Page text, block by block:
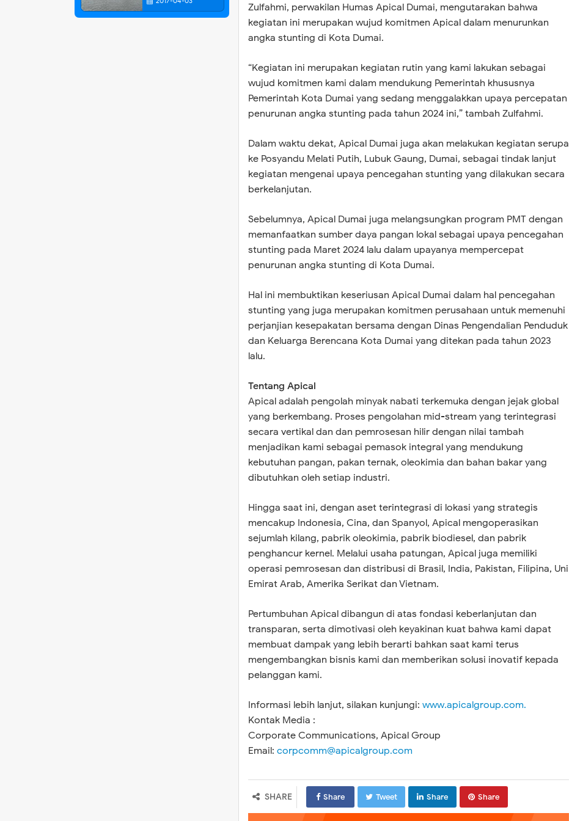
Zulfahmi, perwakilan Humas Apical Dumai, mengutarakan bahwa
kegiatan ini merupakan wujud komitmen Apical dalam menurunkan
angka stunting di Kota Dumai.
“Kegiatan ini merupakan kegiatan rutin yang kami lakukan sebagai
wujud komitmen kami dalam mendukung Pemerintah khususnya
Pemerintah Kota Dumai yang sedang menggalakkan upaya percepatan
penurunan angka stunting pada tahun 2024 ini,” tambah Zulfahmi.
Dalam waktu dekat, Apical Dumai juga akan melakukan kegiatan serupa
ke Posyandu Melati Putih, Lubuk Gaung, Dumai, sebagai tindak lanjut
kegiatan mengenai upaya pencegahan stunting yang dilakukan secara
berkelanjutan.
Sebelumnya, Apical Dumai juga melangsungkan program PMT dengan
memanfaatkan sumber daya pangan lokal sebagai upaya pencegahan
stunting pada Maret 2024 lalu dalam upayanya mempercepat
penurunan angka stunting di Kota Dumai.
Hal ini membuktikan keseriusan Apical Dumai dalam hal pencegahan
stunting yang juga merupakan komitmen perusahaan untuk memenuhi
perjanjian kesepakatan bersama dengan Dinas Pengendalian Penduduk
dan Keluarga Berencana Kota Dumai yang ditekan pada tahun 2023
lalu.
Tentang Apical
Apical adalah pengolah minyak nabati terkemuka dengan jejak global
yang berkembang. Proses pengolahan mid-stream yang terintegrasi
secara vertikal dan dan pemrosesan hilir dengan nilai tambah
menjadikan kami sebagai pemasok integral yang mendukung
kebutuhan pangan, pakan ternak, oleokimia dan bahan bakar yang
dibutuhkan oleh setiap industri.
Hingga saat ini, dengan aset terintegrasi di lokasi yang strategis
mencakup Indonesia, Cina, dan Spanyol, Apical mengoperasikan
sejumlah kilang, pabrik oleokimia, pabrik biodiesel, dan pabrik
penghancur kernel. Melalui usaha patungan, Apical juga memiliki
operasi pemrosesan dan distribusi di Brasil, India, Pakistan, Filipina, Uni
Emirat Arab, Amerika Serikat dan Vietnam.
Pertumbuhan Apical dibangun di atas fondasi keberlanjutan dan
transparan, serta dimotivasi oleh keyakinan kuat bahwa kami dapat
membuat dampak yang lebih berarti bahkan saat kami terus
mengembangkan bisnis kami dan memberikan solusi inovatif kepada
pelanggan kami.
Informasi lebih lanjut, silakan kunjungi: www.apicalgroup.com.
Kontak Media :
Corporate Communications, Apical Group
Email: corpcomm@apicalgroup.com
SHARE Share Tweet Share Share